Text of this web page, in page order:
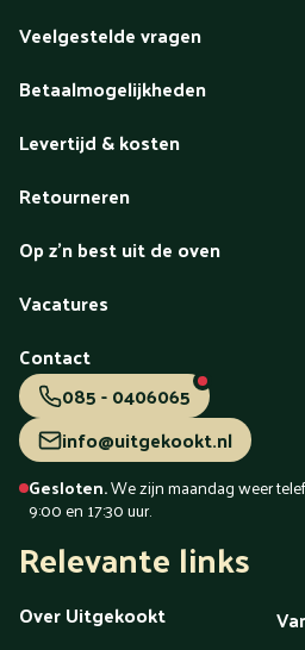
Veelgestelde vragen
Betaalmogelijkheden
Levertijd & kosten
Retourneren
Op z'n best uit de oven
Vacatures
Contact
085 - 0406065
info@uitgekookt.nl
Gesloten.We zijn maandag weer
9:00 en 17:30 uur.
Relevante links
Over Uitgekookt